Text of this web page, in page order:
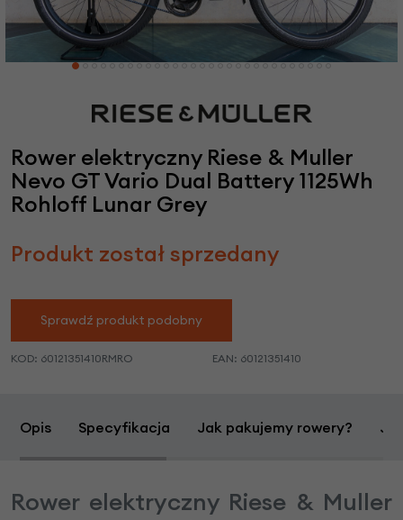
Rower elektryczny Riese & Muller
Nevo GT Vario Dual Battery 1125Wh
Rohloff Lunar Grey
Produkt został sprzedany
Sprawdź produkt podobny
KOD: 60121351410RMRO EAN: 60121351410
Opis Specyfikacja Jak pakujemy rowery?
Rower elektryczny Riese & Muller